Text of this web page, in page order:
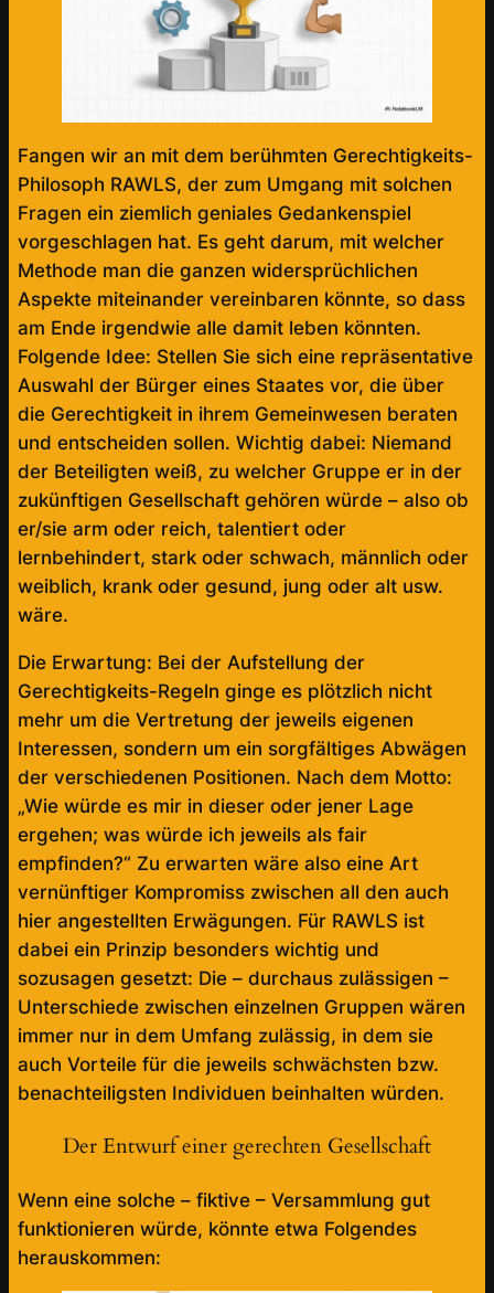
Fangen wir an mit dem berühmten Gerechtigkeits-
Philosoph RAWLS, der zum Umgang mit solchen
Fragen ein ziemlich geniales Gedankenspiel
vorgeschlagen hat. Es geht darum, mit welcher
Methode man die ganzen widersprüchlichen
Aspekte miteinander vereinbaren könnte, so dass
am Ende irgendwie alle damit leben könnten.
Folgende Idee: Stellen Sie sich eine repräsentative
Auswahl der Bürger eines Staates vor, die über
die Gerechtigkeit in ihrem Gemeinwesen beraten
und entscheiden sollen. Wichtig dabei: Niemand
der Beteiligten weiß, zu welcher Gruppe er in der
zukünftigen Gesellschaft gehören würde – also ob
er/sie arm oder reich, talentiert oder
lernbehindert, stark oder schwach, männlich oder
weiblich, krank oder gesund, jung oder alt usw.
wäre.
Die Erwartung: Bei der Aufstellung der
Gerechtigkeits-Regeln ginge es plötzlich nicht
mehr um die Vertretung der jeweils eigenen
Interessen, sondern um ein sorgfältiges Abwägen
der verschiedenen Positionen. Nach dem Motto:
„Wie würde es mir in dieser oder jener Lage
ergehen; was würde ich jeweils als fair
empfinden?“ Zu erwarten wäre also eine Art
vernünftiger Kompromiss zwischen all den auch
hier angestellten Erwägungen. Für RAWLS ist
dabei ein Prinzip besonders wichtig und
sozusagen gesetzt: Die – durchaus zulässigen –
Unterschiede zwischen einzelnen Gruppen wären
immer nur in dem Umfang zulässig, in dem sie
auch Vorteile für die jeweils schwächsten bzw.
benachteiligsten Individuen beinhalten würden.
Der Entwurf einer gerechten Gesellschaft
Wenn eine solche – fiktive – Versammlung gut
funktionieren würde, könnte etwa Folgendes
herauskommen: